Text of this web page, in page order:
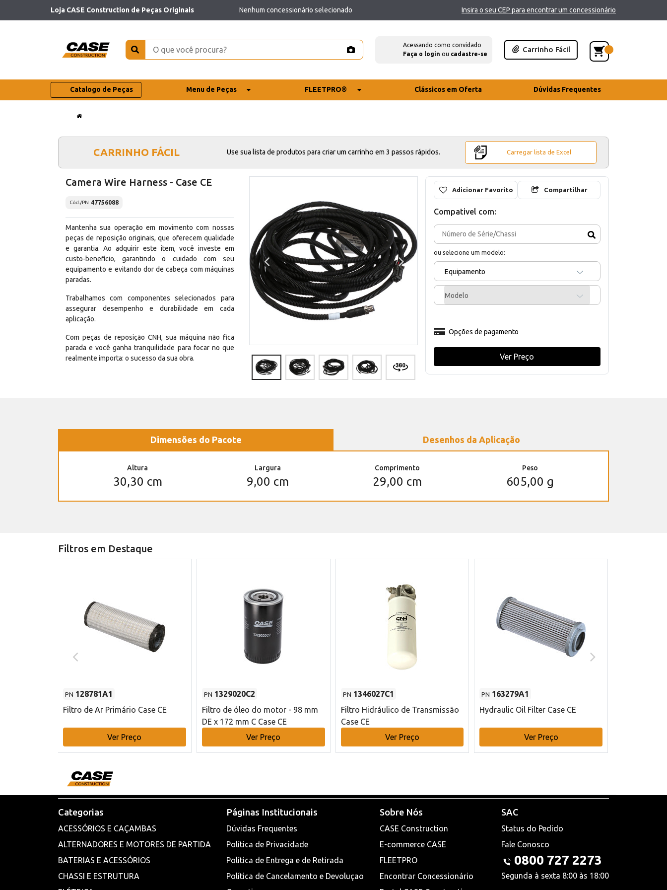
Loja CASE Construction de Peças Originais Nenhum concessionário selecionado Insira o seu CEP para encontrar um concessionário
Acessando como convidado
Faça o login ou cadastre-se
Carrinho Fácil
Catalogo de Peças Menu de Peças FLEETPRO® Clássicos em Oferta Dúvidas Frequentes
CARRINHO FÁCIL Use sua lista de produtos para criar um carrinho em 3 passos rápidos. Carregar lista de Excel
Camera Wire Harness - Case CE
Cód./PN 47756088
Mantenha sua operação em movimento com nossas
peças de reposição originais, que oferecem qualidade
e garantia. Ao adquirir este item, você investe em
custo-benefício, garantindo o cuidado com seu
equipamento e evitando dor de cabeça com máquinas
paradas.
Trabalhamos com componentes selecionados para
assegurar desempenho e durabilidade em cada
aplicação.
Com peças de reposição CNH, sua máquina não fica
parada e você ganha tranquilidade para focar no que
realmente importa: o sucesso da sua obra.
Adicionar Favorito Compartilhar
Compativel com:
ou selecione um modelo:
Equipamento
Modelo
Opções de pagamento
Ver Preço
Dimensões do Pacote Desenhos da Aplicação
Altura
30,30 cm
Largura
9,00 cm
Comprimento
29,00 cm
Peso
605,00 g
Filtros em Destaque
PN 128781A1
Filtro de Ar Primário Case CE
Ver Preço
PN 1329020C2
Filtro de óleo do motor - 98 mm
DE x 172 mm C Case CE
Ver Preço
PN 1346027C1
Filtro Hidráulico de Transmissão
Case CE
Ver Preço
PN 163279A1
Hydraulic Oil Filter Case CE
Ver Preço
Categorias
ACESSÓRIOS E CAÇAMBAS
ALTERNADORES E MOTORES DE PARTIDA
BATERIAS E ACESSÓRIOS
CHASSI E ESTRUTURA
Páginas Institucionais
Dúvidas Frequentes
Política de Privacidade
Política de Entrega e de Retirada
Política de Cancelamento e Devoluçao
Sobre Nós
CASE Construction
E-commerce CASE
FLEETPRO
Encontrar Concessionário
SAC
Status do Pedido
Fale Conosco
0800 727 2273
Segunda à sexta 8:00 às 18:00